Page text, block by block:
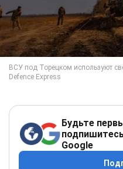
Будьте
Google